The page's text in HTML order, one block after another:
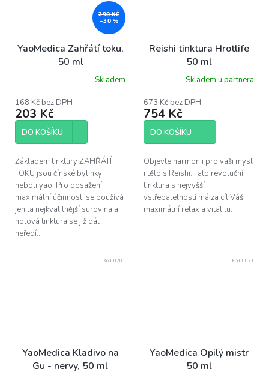
290 KČ
–30 %
YaoMedica Zahřátí toku,
50 ml
Skladem
168 Kč bez DPH
203 Kč
DO KOŠÍKU
Základem tinktury ZAHŘÁTÍ
TOKU jsou čínské bylinky
neboli yao. Pro dosažení
maximální účinnosti se používá
jen ta nejkvalitnější surovina a
hotová tinktura se již dál
neředí....
Reishi tinktura Hrotlife
50 ml
Skladem u partnera
673 Kč bez DPH
754 Kč
DO KOŠÍKU
Objevte harmonii pro vaši mysl
i tělo s Reishi. Tato revoluční
tinktura s nejvyšší
vstřebatelností má za cíl Váš
maximální relax a vitalitu.
YaoMedica Kladivo na
Gu - nervy, 50 ml
Kód: 070T
YaoMedica Opilý mistr
50 ml
Kód: 007T